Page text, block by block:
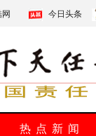
今日头条
热点新闻